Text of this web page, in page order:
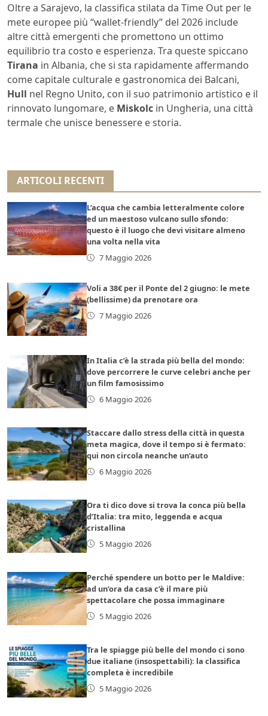
Oltre a Sarajevo, la classifica stilata da Time Out per le
mete europee più “wallet-friendly” del 2026 include
altre città emergenti che promettono un ottimo
equilibrio tra costo e esperienza. Tra queste spiccano
Tirana in Albania, che si sta rapidamente affermando
come capitale culturale e gastronomica dei Balcani,
Hull nel Regno Unito, con il suo patrimonio artistico e il
rinnovato lungomare, e Miskolc in Ungheria, una città
termale che unisce benessere e storia.
ARTICOLI RECENTI
L’acqua che cambia letteralmente colore
ed un maestoso vulcano sullo sfondo:
questo è il luogo che devi visitare almeno
una volta nella vita
7 Maggio 2026
Voli a 38€ per il Ponte del 2 giugno: le mete
(bellissime) da prenotare ora
7 Maggio 2026
In Italia c’è la strada più bella del mondo:
dove percorrere le curve celebri anche per
un film famosissimo
6 Maggio 2026
Staccare dallo stress della città in questa
meta magica, dove il tempo si è fermato:
qui non circola neanche un’auto
6 Maggio 2026
Ora ti dico dove si trova la conca più bella
d’Italia: tra mito, leggenda e acqua
cristallina
5 Maggio 2026
Perché spendere un botto per le Maldive:
ad un’ora da casa c’è il mare più
spettacolare che possa immaginare
5 Maggio 2026
Tra le spiagge più belle del mondo ci sono
due italiane (insospettabili): la classifica
completa è incredibile
5 Maggio 2026